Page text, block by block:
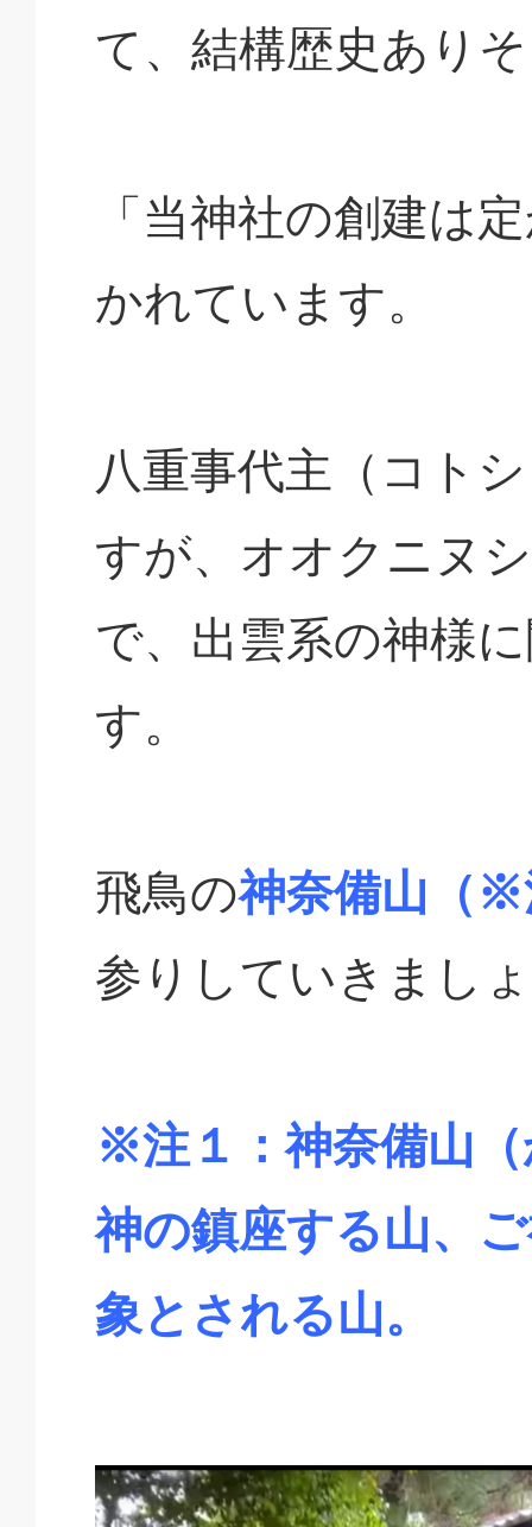
て、結構歴史あり
「当神社の創建は
かれています。
八重事代主（コト
すが、オオクニヌ
で、出雲系の神様
す。
飛鳥の神奈備山（※
参りしていきまし
※注１：神奈備山
神の鎮座する山、
象とされる山。